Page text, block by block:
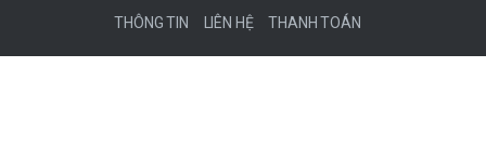
THÔNG TIN LIÊN HỆ THANH TOÁN